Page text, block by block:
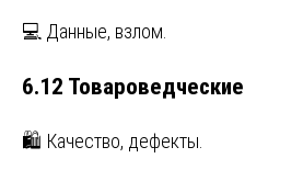
💻 Данные, взлом.
6.12 Товароведческие
🛍️ Качество, дефекты.